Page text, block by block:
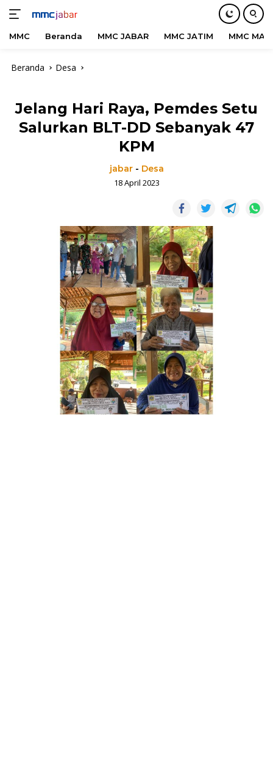
MMC Beranda MMC JABAR MMC JATIM MMC
Beranda Desa
Jelang Hari Raya, Pemdes Setu
Salurkan BLT-DD Sebanyak 47
KPM
jabar- Desa
18 April 2023